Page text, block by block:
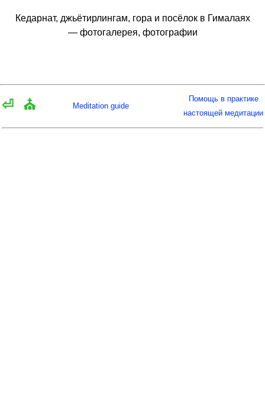
Кедарнат, джьётирлингам, гора и посёлок в Гималаях
— фотогалерея, фотографии
⏎ ⛪ Meditation guide
Помощь в практике
настоящей медитации